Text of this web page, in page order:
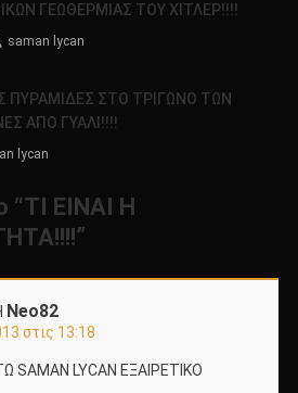
ΓΕΩΘΕΡΜΙΑΣ ΤΟΥ ΧΙΤΛΕΡ!!!!
saman lycan
ΠΥΡΑΜΙΔΕΣ ΣΤΟ ΤΡΙΓΩΝΟ ΤΩΝ
ΑΠΟ ΓΥΑΛΙ!!!!
lycan
“ΤΙ ΕΙΝΑΙ Η
”
Neo82
στις 13:18
SAMAN LYCAN ΕΞΑΙΡΕΤΙΚΟ